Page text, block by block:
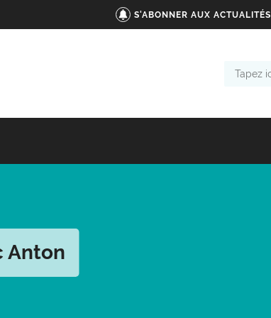
S'ABONNER AUX ACTUALITÉS
Anton